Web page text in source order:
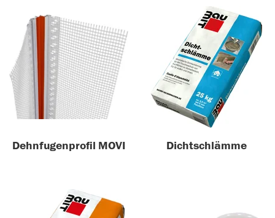
Dehnfugenprofil MOVI Dichtschlämme